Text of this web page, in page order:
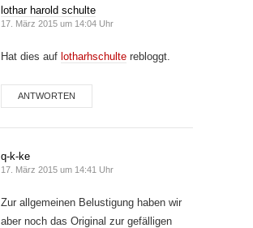
lothar harold schulte
17. März 2015 um 14:04 Uhr
Hat dies auf lotharhschulte rebloggt.
ANTWORTEN
q-k-ke
17. März 2015 um 14:41 Uhr
Zur allgemeinen Belustigung haben wir
aber noch das Original zur gefälligen